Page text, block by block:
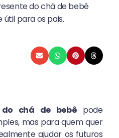
do chá de bebê
útil para os pais.
do chá de bebê pode
mas para quem quer
ajudar os futuros